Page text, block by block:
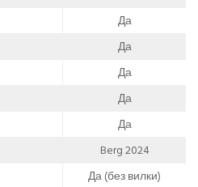
Да
Да
Да
Да
Да
Berg 2024
Да (без вилки)